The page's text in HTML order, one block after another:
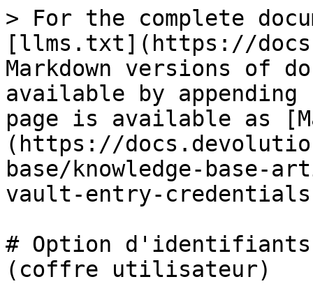
> For the complete
[llms.txt](https://
Markdown versions of
available by
page is available as
(https://
base/knowledge-base-
vault-entry-
# Option d'identifiants
(coffre utilisateur)